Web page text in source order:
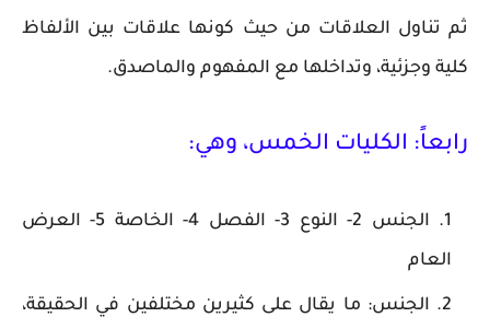
ثم تناول العلاقات من حيث كونها علاقات بين الألفاظ
كلية وجزئية، وتداخلها مع المفهوم والماصدق.
رابعاً: الكليات الخمس، وهي:
الجنس 2- النوع 3- الفصل 4- الخاصة 5- العرض
العام
الجنس: ما يقال على كثيرين مختلفين في الحقيقة،